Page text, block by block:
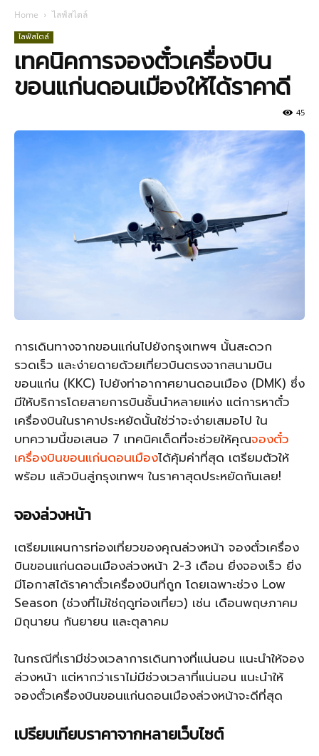
Home ไลฟ์สไตล์
ไลฟ์สไตล์
เทคนิคการจองตั๋วเครื่องบิน
ขอนแก่นดอนเมืองให้ได้ราคาดี
45
การเดินทางจากขอนแก่นไปยังกรุงเทพฯ นั้นสะดวก
รวดเร็ว และง่ายดายด้วยเที่ยวบินตรงจากสนามบิน
ขอนแก่น (KKC) ไปยังท่าอากาศยานดอนเมือง (DMK) ซึ่ง
มีให้บริการโดยสายการบินชั้นนำหลายแห่ง แต่การหาตั๋ว
เครื่องบินในราคาประหยัดนั้นใช่ว่าจะง่ายเสมอไป ใน
บทความนี้ขอเสนอ 7 เทคนิคเด็ดที่จะช่วยให้คุณจองตั๋ว
เครื่องบินขอนแก่นดอนเมืองได้คุ้มค่าที่สุด เตรียมตัวให้
พร้อม แล้วบินสู่กรุงเทพฯ ในราคาสุดประหยัดกันเลย!
จองล่วงหน้า
เตรียมแผนการท่องเที่ยวของคุณล่วงหน้า จองตั๋วเครื่อง
บินขอนแก่นดอนเมืองล่วงหน้า 2-3 เดือน ยิ่งจองเร็ว ยิ่ง
มีโอกาสได้ราคาตั๋วเครื่องบินที่ถูก โดยเฉพาะช่วง Low
Season (ช่วงที่ไม่ใช่ฤดูท่องเที่ยว) เช่น เดือนพฤษภาคม
มิถุนายน กันยายน และตุลาคม
ในกรณีที่เรามีช่วงเวลาการเดินทางที่แน่นอน แนะนำให้จอง
ล่วงหน้า แต่หากว่าเราไม่มีช่วงเวลาที่แน่นอน แนะนำให้
จองตั๋วเครื่องบินขอนแก่นดอนเมืองล่วงหน้าจะดีที่สุด
เปรียบเทียบราคาจากหลายเว็บไซต์